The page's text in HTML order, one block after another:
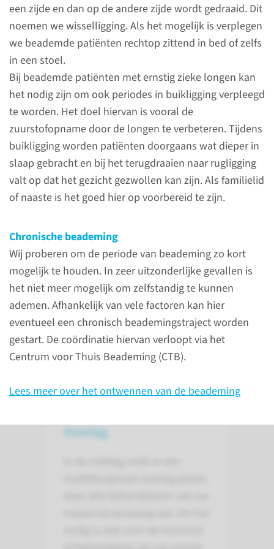
een zijde en dan op de andere zijde wordt gedraaid. Dit
noemen we wisselligging. Als het mogelijk is verplegen
we beademde patiënten rechtop zittend in bed of zelfs
in een stoel.
Bij beademde patiënten met ernstig zieke longen kan
het nodig zijn om ook periodes in buikligging verpleegd
te worden. Het doel hiervan is vooral de
zuurstofopname door de longen te verbeteren. Tijdens
buikligging worden patiënten doorgaans wat dieper in
slaap gebracht en bij het terugdraaien naar rugligging
valt op dat het gezicht gezwollen kan zijn. Als familielid
of naaste is het goed hier op voorbereid te zijn.
Chronische beademing
Wij proberen om de periode van beademing zo kort
mogelijk te houden. In zeer uitzonderlijke gevallen is
het niet meer mogelijk om zelfstandig te kunnen
ademen. Afhankelijk van vele factoren kan hier
eventueel een chronisch beademingstraject worden
gestart. De coördinatie hiervan verloopt via het
Centrum voor Thuis Beademing (CTB).
Lees meer over het ontwennen van de beademing
Informed Consent
Volgens de wet WGBO (Wet op
de Geneeskundige Behandel
Overeenkomst) moeten
patiënten toestemming geven
voor een medische
behandeling, nadat ze goed en
volledig geïnformeerd zijn over
hun toestand (diagnose) en
eventuele behandeling. Op de
IC/MC is dat niet altijd mogelijk.
lees meer
Overleg